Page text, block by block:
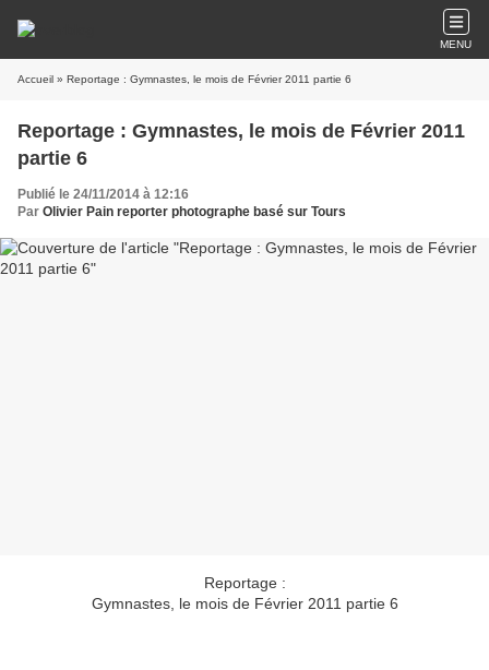
MENU
Accueil » Reportage : Gymnastes, le mois de Février 2011 partie 6
Reportage : Gymnastes, le mois de Février 2011
partie 6
Publié le 24/11/2014 à 12:16
Par Olivier Pain reporter photographe basé sur Tours
Reportage :
Gymnastes, le mois de Février 2011 partie 6